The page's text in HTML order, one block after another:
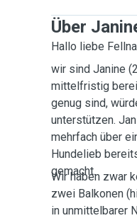
Über
Hallo liebe
wir sind Janine
mittelfristig
genug sind,
unterstützen.
mehrfach über
Hundelieb
gemacht.
Wir haben zwar
zwei Balkonen
in unmittelbarer